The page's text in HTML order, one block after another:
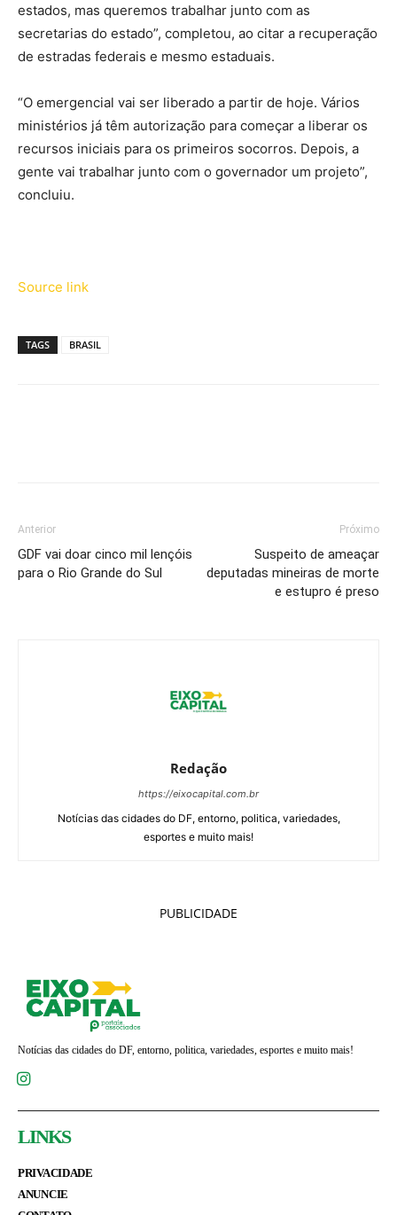
estados, mas queremos trabalhar junto com as
secretarias do estado”, completou, ao citar a recuperação
de estradas federais e mesmo estaduais.
“O emergencial vai ser liberado a partir de hoje. Vários
ministérios já têm autorização para começar a liberar os
recursos iniciais para os primeiros socorros. Depois, a
gente vai trabalhar junto com o governador um projeto”,
concluiu.
Source link
TAGS BRASIL
Anterior
GDF vai doar cinco mil lençóis
para o Rio Grande do Sul
Próximo
Suspeito de ameaçar
deputadas mineiras de morte
e estupro é preso
Redação
https://eixocapital.com.br
Notícias das cidades do DF, entorno, politica, variedades,
esportes e muito mais!
PUBLICIDADE
Notícias das cidades do DF, entorno, politica, variedades, esportes e muito mais!
LINKS
PRIVACIDADE
ANUNCIE